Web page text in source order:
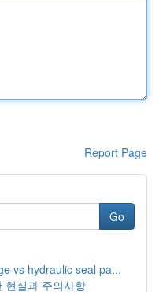
Report Page
Go
vs hydraulic seal pa...
현실과 주의사항